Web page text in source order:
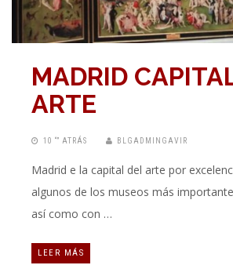
MADRID
ARTE
10 “” ATRÁS BLGADMINGAVIR
Madrid e la capital del arte por
algunos de los museos más
así como con …
LEER MÁS